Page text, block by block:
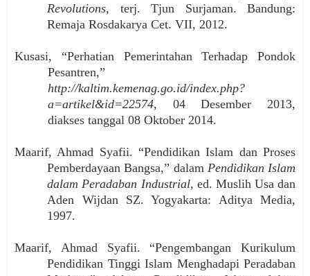
Revolutions, terj. Tjun Surjaman. Bandung:
Remaja Rosdakarya Cet. VII, 2012.
Kusasi, “Perhatian Pemerintahan Terhadap Pondok
Pesantren,”
http://kaltim.kemenag.go.id/index.php?
a=artikel&id=22574, 04 Desember 2013,
diakses tanggal 08 Oktober 2014.
Maarif, Ahmad Syafii. “Pendidikan Islam dan Proses
Pemberdayaan Bangsa,” dalam Pendidikan Islam
dalam Peradaban Industrial, ed. Muslih Usa dan
Aden Wijdan SZ. Yogyakarta: Aditya Media,
1997.
Maarif, Ahmad Syafii. “Pengembangan Kurikulum
Pendidikan Tinggi Islam Menghadapi Peradaban